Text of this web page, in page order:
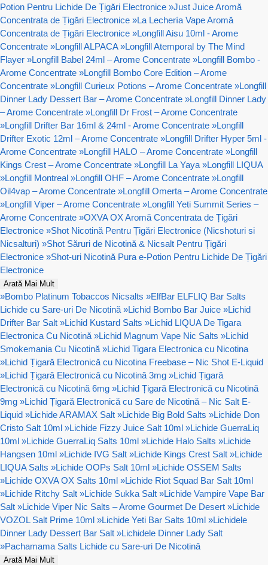
Potion Pentru Lichide De Țigări Electronice »Just Juice Aromă
Concentrata de Țigări Electronice »La Lechería Vape Aromă
Concentrata de Țigări Electronice »Longfill Aisu 10ml - Arome
Concentrate »Longfill ALPACA »Longfill Atemporal by The Mind
Flayer »Longfill Babel 24ml – Arome Concentrate »Longfill Bombo -
Arome Concentrate »Longfill Bombo Core Edition – Arome
Concentrate »Longfill Curieux Potions – Arome Concentrate »Longfill
Dinner Lady Dessert Bar – Arome Concentrate »Longfill Dinner Lady
– Arome Concentrate »Longfill Dr Frost – Arome Concentrate
»Longfill Drifter Bar 16ml & 24ml - Arome Concentrate »Longfill
Drifter Exotic 12ml – Arome Concentrate »Longfill Drifter Hyper 5ml -
Arome Concentrate »Longfill HALO – Arome Concentrate »Longfill
Kings Crest – Arome Concentrate »Longfill La Yaya »Longfill LIQUA
»Longfill Montreal »Longfill OHF – Arome Concentrate »Longfill
Oil4vap – Arome Concentrate »Longfill Omerta – Arome Concentrate
»Longfill Viper – Arome Concentrate »Longfill Yeti Summit Series –
Arome Concentrate »OXVA OX Aromă Concentrata de Țigări
Electronice »Shot Nicotină Pentru Țigări Electronice (Nicshoturi si
Nicsalturi) »Shot Săruri de Nicotină & Nicsalt Pentru Țigări
Electronice »Shot-uri Nicotină Pura e-Potion Pentru Lichide De Țigări
Electronice
Arată Mai Mult
»Bombo Platinum Tobaccos Nicsalts »ElfBar ELFLIQ Bar Salts
Lichide cu Sare-uri De Nicotină »Lichid Bombo Bar Juice »Lichid
Drifter Bar Salt »Lichid Kustard Salts »Lichid LIQUA De Tigara
Electronica Cu Nicotină »Lichid Magnum Vape Nic Salts »Lichid
Smokemania Cu Nicotină »Lichid Tigara Electronica cu Nicotina
»Lichid Țigară Electronică cu Nicotina Freebase – Nic Shot E-Liquid
»Lichid Țigară Electronică cu Nicotină 3mg »Lichid Țigară
Electronică cu Nicotină 6mg »Lichid Țigară Electronică cu Nicotină
9mg »Lichid Țigară Electronică cu Sare de Nicotină – Nic Salt E-
Liquid »Lichide ARAMAX Salt »Lichide Big Bold Salts »Lichide Don
Cristo Salt 10ml »Lichide Fizzy Juice Salt 10ml »Lichide GuerraLiq
10ml »Lichide GuerraLiq Salts 10ml »Lichide Halo Salts »Lichide
Hangsen 10ml »Lichide IVG Salt »Lichide Kings Crest Salt »Lichide
LIQUA Salts »Lichide OOPs Salt 10ml »Lichide OSSEM Salts
»Lichide OXVA OX Salts 10ml »Lichide Riot Squad Bar Salt 10ml
»Lichide Ritchy Salt »Lichide Sukka Salt »Lichide Vampire Vape Bar
Salt »Lichide Viper Nic Salts – Arome Gourmet De Desert »Lichide
VOZOL Salt Prime 10ml »Lichide Yeti Bar Salts 10ml »Lichidele
Dinner Lady Dessert Bar Salt »Lichidele Dinner Lady Salt
»Pachamama Salts Lichide cu Sare-uri De Nicotină
Arată Mai Mult